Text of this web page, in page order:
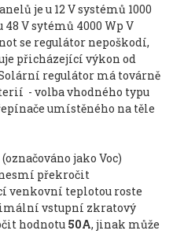
je u 12 V systémů 1000
48 V sytémů 4000 Wp V
se regulátor nepoškodí,
přicházející výkon od
regulátor má továrně
- volba vhodného typu
umístěného na těle
jako Voc)
překročit
venkovní teplotou roste
vstupní zkratový
hodnotu 50A, jinak může